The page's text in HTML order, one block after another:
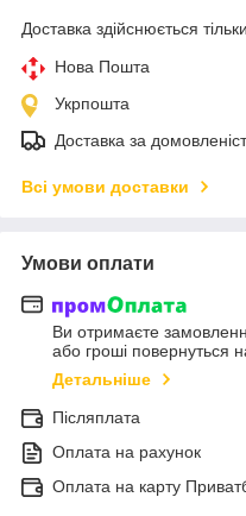
Доставка здійснюється
Нова Пошта
Укрпошта
Доставка за
Всі умови доставки
Умови оплати
Ви отримаєте
або гроші повернуться
Детальніше
Післяплата
Оплата на рахунок
Оплата на карту